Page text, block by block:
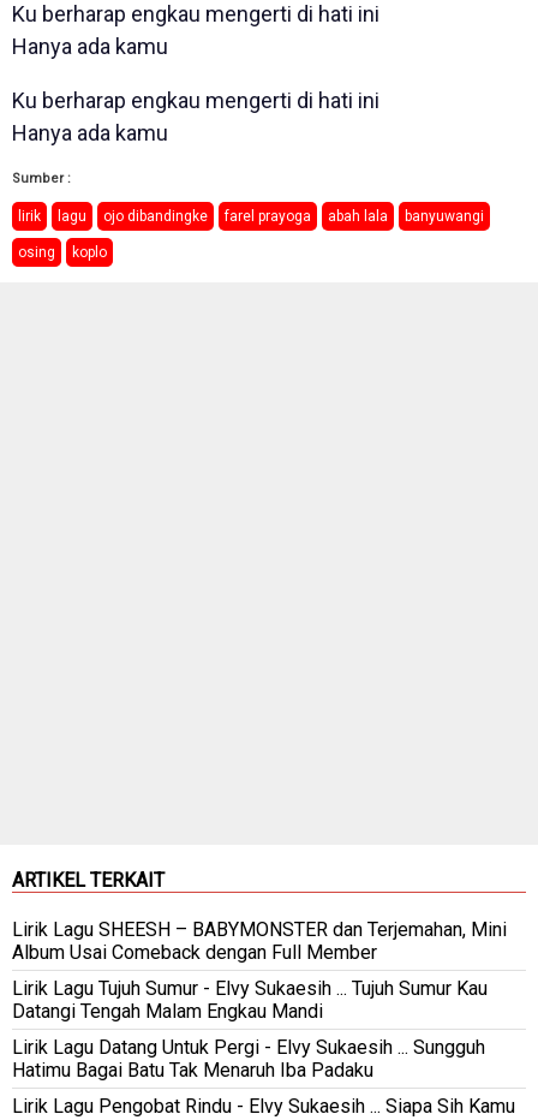
Ku berharap engkau mengerti di hati ini
Hanya ada kamu
Ku berharap engkau mengerti di hati ini
Hanya ada kamu
Sumber :
lirik lagu ojo dibandingke farel prayoga abah lala banyuwangi
osing koplo
ARTIKEL TERKAIT
Lirik Lagu SHEESH – BABYMONSTER dan Terjemahan, Mini
Album Usai Comeback dengan Full Member
Lirik Lagu Tujuh Sumur - Elvy Sukaesih ... Tujuh Sumur Kau
Datangi Tengah Malam Engkau Mandi
Lirik Lagu Datang Untuk Pergi - Elvy Sukaesih ... Sungguh
Hatimu Bagai Batu Tak Menaruh Iba Padaku
Lirik Lagu Pengobat Rindu - Elvy Sukaesih ... Siapa Sih Kamu